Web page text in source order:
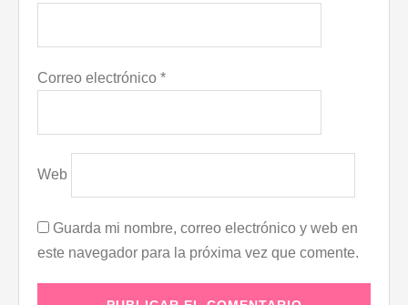
Correo electrónico *
Web
Guarda mi nombre, correo electrónico y web en
este navegador para la próxima vez que comente.